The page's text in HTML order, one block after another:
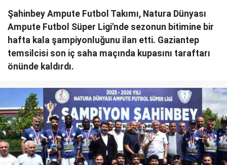
Şahinbey Ampute Futbol Takımı, Natura Dünyası
Ampute Futbol Süper Ligi'nde sezonun bitimine bir
hafta kala şampiyonluğunu ilan etti. Gaziantep
temsilcisi son iç saha maçında kupasını taraftarı
önünde kaldırdı.